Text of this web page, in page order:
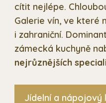
cítit nejlépe.
Galerie vín, ve které
i zahraniční.
zámecká kuchyně
nejrůznějších
Jídelní a nápojový